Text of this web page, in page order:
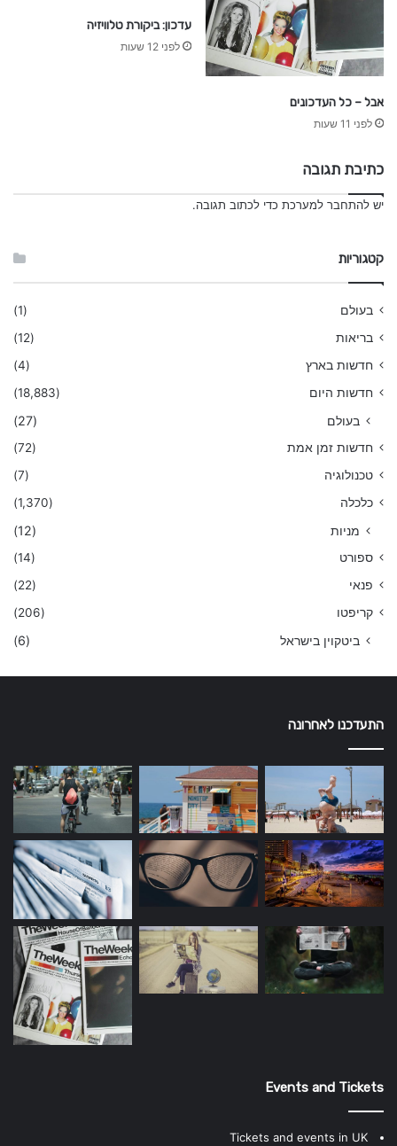
אבל – כל העדכונים
לפני 11 שעות
עדכון: ביקורת טלוויזיה
לפני 12 שעות
כתיבת תגובה
יש להתחבר למערכת כדי לכתוב תגובה.
קטגוריות
בעולם
(1)
בריאות
(12)
חדשות בארץ
(4)
חדשות היום
(18,883)
בעולם (27)
חדשות זמן אמת
(72)
טכנולוגיה
(7)
כלכלה
(1,370)
מניות (12)
ספורט
(14)
פנאי
(22)
קריפטו
(206)
ביטקוין בישראל (6)
התעדכנו לאחרונה
Events and Tickets
Tickets and events in UK